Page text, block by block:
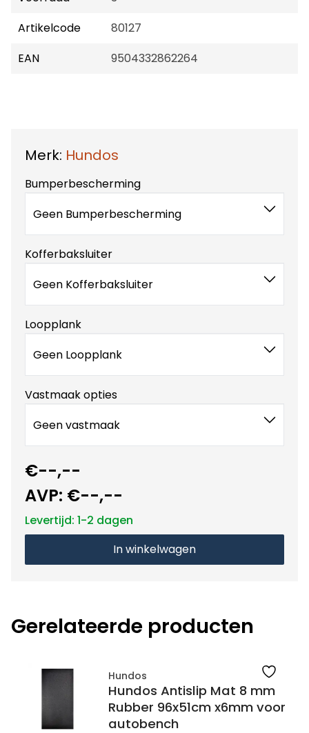
Artikelcode
80127
EAN
9504332862264
Merk: Hundos
Bumperbescherming
Geen Bumperbescherming
Kofferbaksluiter
Geen Kofferbaksluiter
Loopplank
Geen Loopplank
Vastmaak opties
Geen vastmaak
€--,--
AVP: €--,--
Levertijd: 1-2 dagen
In winkelwagen
Gerelateerde producten
Hundos
Hundos Antislip Mat 8 mm
Rubber 96x51cm x6mm voor
autobench